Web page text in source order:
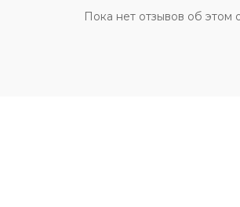
передвижения возможна
трансфера. Доступная среда:
Пока нет отзывов об этом